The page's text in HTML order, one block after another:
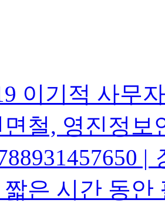
이기적 사무
철, 영진정보
|
은 시간 동